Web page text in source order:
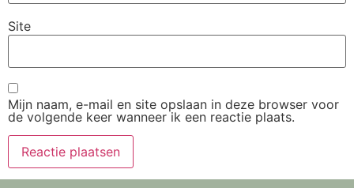
Site
Mijn naam, e-mail en site opslaan in deze browser voor
de volgende keer wanneer ik een reactie plaats.